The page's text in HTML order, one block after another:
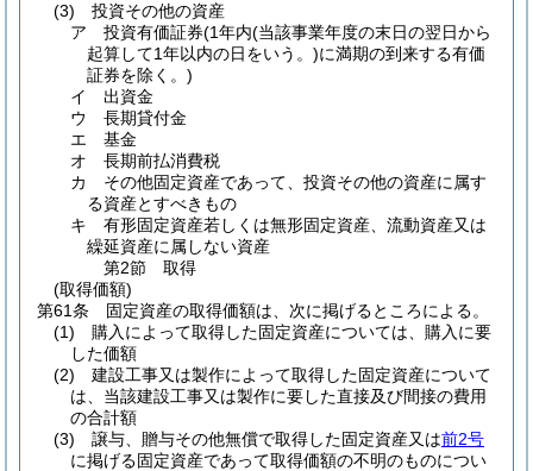
(3)
投資その他の資産
ア
投資有価証券(1年内(当該事業年度の末日の翌日から
起算して1年以内の日をいう。)に満期の到来する有価
証券を除く。)
イ
出資金
ウ
長期貸付金
エ
基金
オ
長期前払消費税
カ
その他固定資産であって、投資その他の資産に属す
る資産とすべきもの
キ
有形固定資産若しくは無形固定資産、流動資産又は
繰延資産に属しない資産
第2節
取得
(取得価額)
第61条
固定資産の取得価額は、次に掲げるところによる。
(1)
購入によって取得した固定資産については、購入に要
した価額
(2)
建設工事又は製作によって取得した固定資産について
は、当該建設工事又は製作に要した直接及び間接の費用
の合計額
(3)
譲与、贈与その他無償で取得した固定資産又は前2号
に掲げる固定資産であって取得価額の不明のものについ